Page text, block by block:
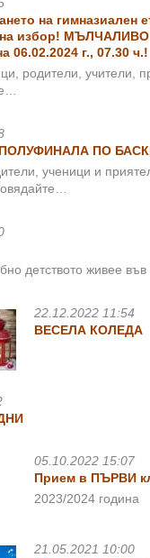
на гимназиален
на избор! МЪЛЧАЛИВО
г., 07.30 ч.!
родители, учители,
ПО
ученици и
детството живее във
22.12.2022 11:54
ВЕСЕЛА КОЛЕДА
05.10.2022 15:07
Прием в ПЪРВИ
2023/2024 година
21.05.2021 10:00